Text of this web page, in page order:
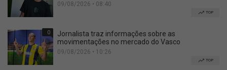
09/08/2026 • 08:40
TOP
0
Jornalista traz informações sobre as
movimentações no mercado do Vasco
09/08/2026 • 10:26
TOP